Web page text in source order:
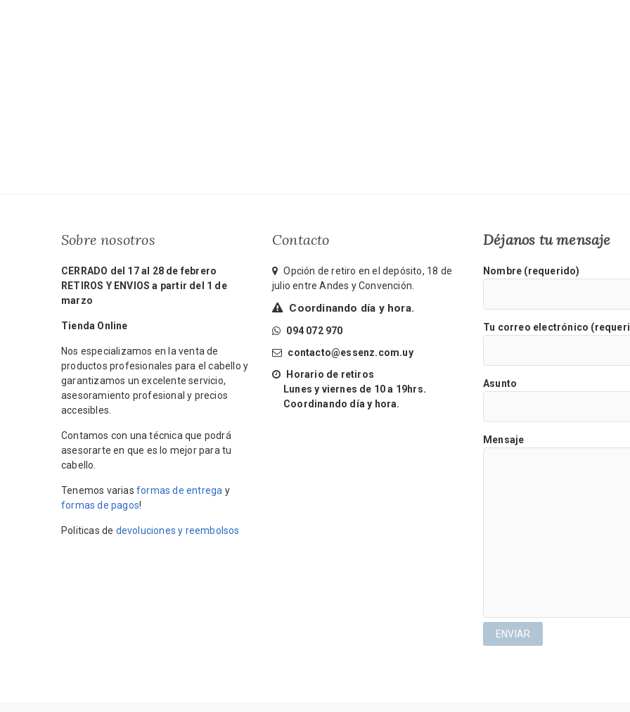
Sobre nosotros
CERRADO del 17 al 28 de febrero
RETIROS Y ENVIOS a partir del 1 de
marzo
Tienda Online
Nos especializamos en la venta de
productos profesionales para el cabello y
garantizamos un excelente servicio,
asesoramiento profesional y precios
accesibles.
Contamos con una técnica que podrá
asesorarte en que es lo mejor para tu
cabello.
Tenemos varias formas de entrega y
formas de pagos!
Politicas de devoluciones y reembolsos
Contacto
Opción de retiro en el depósito, 18 de
julio entre Andes y Convención.
Coordinando día y hora.
094 072 970
contacto@essenz.com.uy
Horario de retiros
Lunes y viernes de 10 a 19hrs.
Coordinando día y hora.
Déjanos tu mensaje
Nombre (requerido)
Tu correo electrónico
Asunto
Mensaje